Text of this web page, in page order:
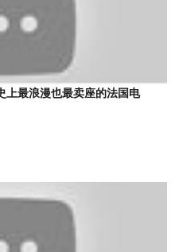
上最浪漫也最卖座的法国电